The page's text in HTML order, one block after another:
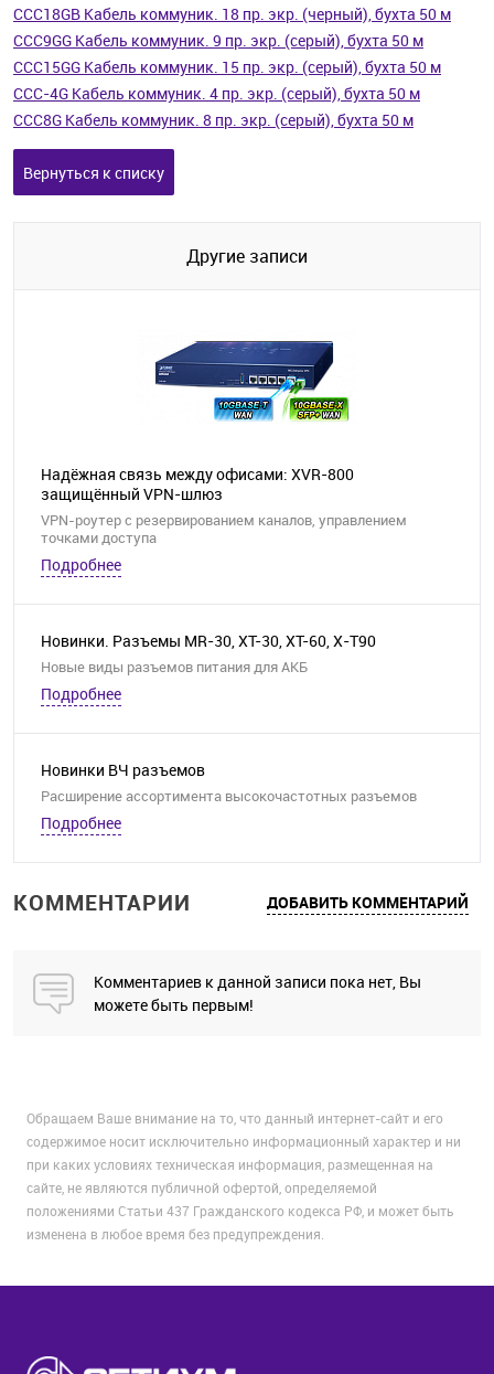
CCC18GB Кабель коммуник. 18 пр. экр. (черный), бухта 50 м
CCC9GG Кабель коммуник. 9 пр. экр. (серый), бухта 50 м
CCC15GG Кабель коммуник. 15 пр. экр. (серый), бухта 50 м
CCC-4G Кабель коммуник. 4 пр. экр. (серый), бухта 50 м
CCC8G Кабель коммуник. 8 пр. экр. (серый), бухта 50 м
Вернуться к списку
Другие записи
Надёжная связь между офисами: XVR-800
защищённый VPN-шлюз
VPN-роутер с резервированием каналов, управлением
точками доступа
Подробнее
Новинки. Разъемы MR-30, XT-30, XT-60, X-T90
Новые виды разъемов питания для АКБ
Подробнее
Новинки ВЧ разъемов
Расширение ассортимента высокочастотных разъемов
Подробнее
КОММЕНТАРИИ ДОБАВИТЬ КОММЕНТАРИЙ
Комментариев к данной записи пока нет, Вы
можете быть первым!
Обращаем Ваше внимание на то, что данный интернет-сайт и его
содержимое носит исключительно информационный характер и ни
при каких условиях техническая информация, размещенная на
сайте, не являются публичной офертой, определяемой
положениями Статьи 437 Гражданского кодекса РФ, и может быть
изменена в любое время без предупреждения.